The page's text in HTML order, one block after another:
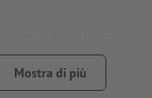
di distanza dal formato
incorporati o
Mostra di più